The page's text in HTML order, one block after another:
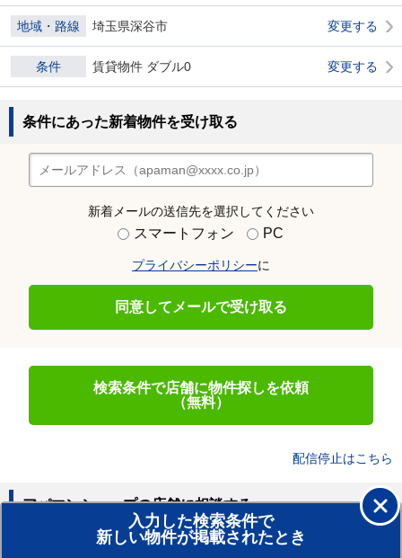
地域・路線 埼玉県深谷市 変更する
条件 賃貸物件 ダブル0 変更する
条件にあった新着物件を受け取る
新着メールの送信先を選択してください
スマートフォン PC
プライバシーポリシーに
同意してメールで受け取る
検索条件で店舗に物件探しを依頼
（無料）
配信停止はこちら
入力した検索条件で
新しい物件が掲載されたとき
アパマンショップの店舗に相談する
賃貸のプロがお部屋探し！